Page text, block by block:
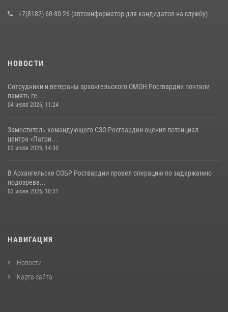
+7(8182) 60-80-26 (автоинформатор для кандидатов на службу)
НОВОСТИ
Сотрудники и ветераны архангельского ОМОН Росгвардии почтили
память ге...
04 июля 2026, 11:24
Заместитель командующего СЗО Росгвардии оценил потенциал
центра «Патри...
03 июля 2026, 14:30
В Архангельске СОБР Росгвардии провел операцию по задержанию
подозрева...
03 июля 2026, 10:31
НАВИГАЦИЯ
Новости
Карта сайта